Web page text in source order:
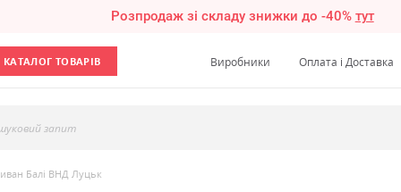
Розпродаж зі складу знижки до -40% тут
КАТАЛОГ ТОВАРІВ Виробники Оплата і Доставка
запит
Балі ВНД Луцьк